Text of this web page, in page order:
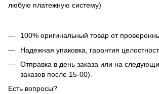
любую платежную систему)
100% оригинальный товар от
Надежная упаковка, гарантия
Отправка в день заказа или на
заказов после 15-00).
Есть вопросы?